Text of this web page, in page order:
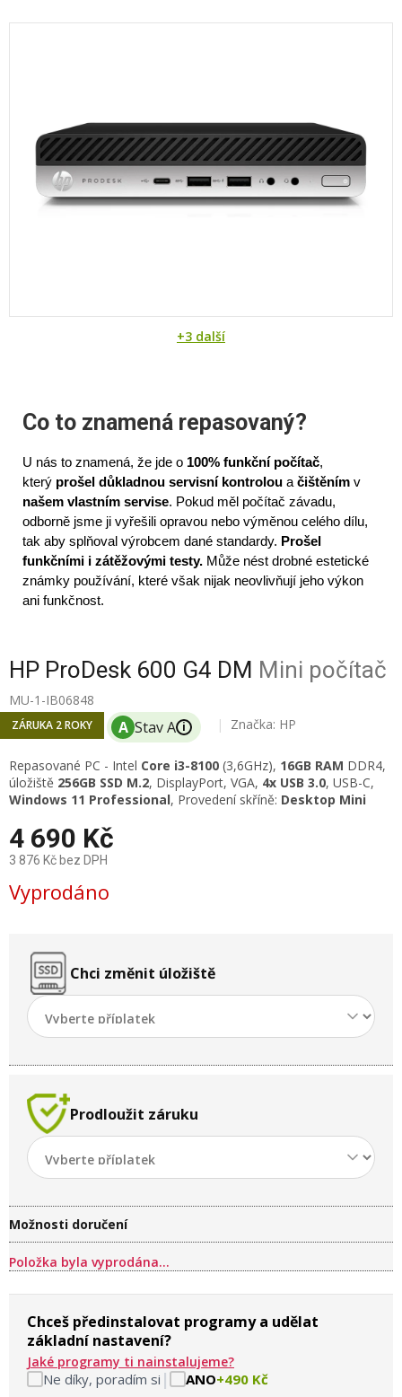
+3 další
Co to znamená repasovaný?
U nás to znamená, že jde o 100% funkční počítač,
který prošel důkladnou servisní kontrolou a čištěním v
našem vlastním servise. Pokud měl počítač závadu,
odborně jsme ji vyřešili opravou nebo výměnou celého dílu,
tak aby splňoval výrobcem dané standardy. Prošel
funkčními i zátěžovými testy. Může nést drobné estetické
známky používání, které však nijak neovlivňují jeho výkon
ani funkčnost.
HP ProDesk 600 G4 DM Mini počítač
MU-1-IB06848
ZÁRUKA 2 ROKY i Značka: HP
Repasované PC - Intel Core i3-8100 (3,6GHz), 16GB RAM DDR4,
úložiště 256GB SSD M.2, DisplayPort, VGA, 4x USB 3.0, USB-C,
Windows 11 Professional, Provedení skříně: Desktop Mini
4 690 Kč
3 876 Kč bez DPH
Měrná
cena:
Vyprodáno
Chci změnit úložiště
Prodloužit záruku
Chceš předinstalovat programy a udělat
základní nastavení?
Jaké programy ti nainstalujeme?
Ne díky, poradím si | ANO+490 Kč
Možnosti doručení
Položka byla vyprodána…